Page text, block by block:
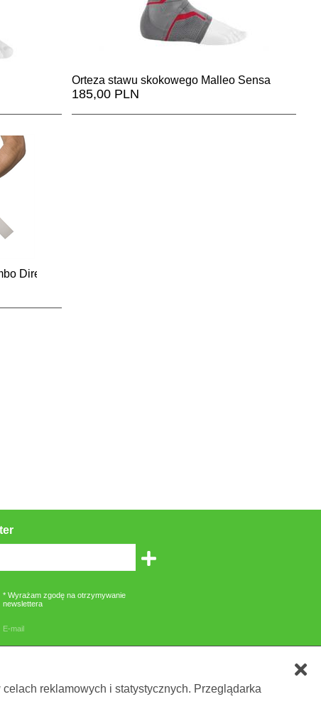
Orteza stawu skokowego Malleo Sensa
185,00 PLN
Direxa Basic
* Wyrażam zgodę na otrzymywanie
newslettera
E-mail
reklamowych i statystycznych. Przeglądarka